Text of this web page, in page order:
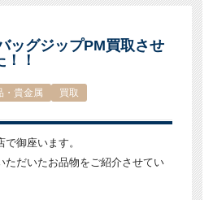
ッグジップPM買取させ
！
・貴金属 買取
御座います。
ただいたお品物をご紹介させてい